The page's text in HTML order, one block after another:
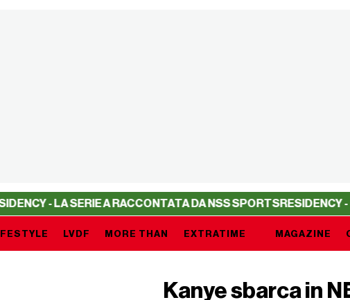
SERIE A RACCONTATA DA NSS SPORTSRESIDENCY - LA SERIE
EXTRATIME
LVDF MORE THAN MAGAZINE
Kanye sbarca in